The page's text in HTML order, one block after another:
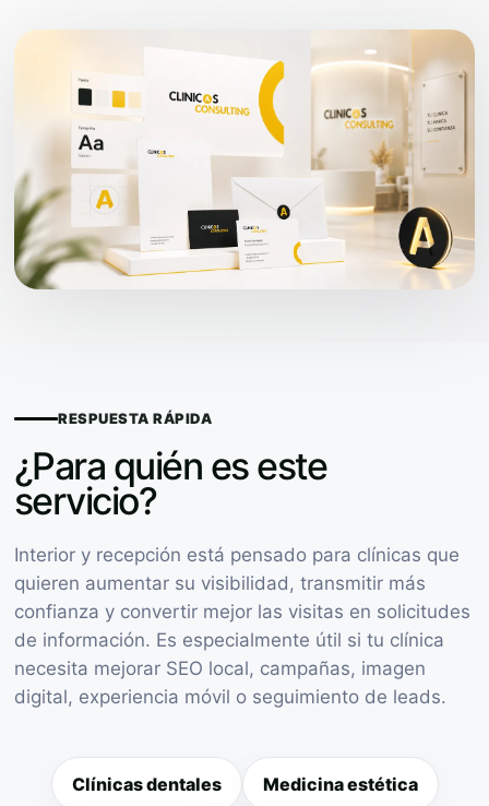
RESPUESTA RÁPIDA
¿Para quién es este
servicio?
Interior y recepción está pensado para clínicas que
quieren aumentar su visibilidad, transmitir más
confianza y convertir mejor las visitas en solicitudes
de información. Es especialmente útil si tu clínica
necesita mejorar SEO local, campañas, imagen
digital, experiencia móvil o seguimiento de leads.
Clínicas dentales Medicina estética